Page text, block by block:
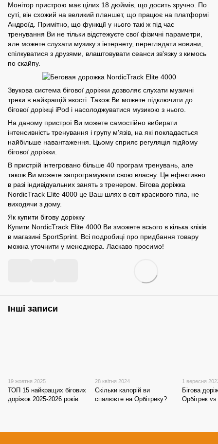
Монітор пристрою має цілих 18 дюймів, що досить зручно. По
суті, він схожий на великий планшет, що працює на платформі
Андроїд. Примітно, що функції у нього такі ж під час
тренування Ви не тільки відстежуєте свої фізичні параметри,
але можете слухати музику з інтернету, переглядати новини,
спілкуватися з друзями, влаштовувати сеанси зв'язку з кимось
по скайпу.
Звукова система бігової доріжки дозволяє слухати музичні
треки в найкращій якості. Також Ви можете підключити до
бігової доріжці iPod і насолоджуватися музикою з нього.
На даному пристрої Ви можете самостійно вибирати
інтенсивність тренування і групу м'язів, на які покладається
найбільше навантаження. Цьому сприяє регуляція підйому
бігової доріжки.
В пристрій інтегровано більше 40 програм тренувань, але
також Ви можете запрограмувати свою власну. Це ефективно
в разі індивідуальних занять з тренером. Бігова доріжка
NordicTrack Elite 4000 це Ваш шлях в світ красивого тіла, не
виходячи з дому.
Як купити бігову доріжку
Купити NordicTrack Elite 4000 Ви зможете всього в кілька кліків
в магазині SportSprint. Всі подробиці про придбання товару
можна уточнити у менеджера. Ласкаво просимо!
Інші записи
19 жовтня 2025
ТОП 15 найкращих бігових
доріжок 2025-2026 років
28 квітня 2024
Скільки калорій ви
спалюєте на Орбітреку?
1 вересня
Бігова
Орбітрек